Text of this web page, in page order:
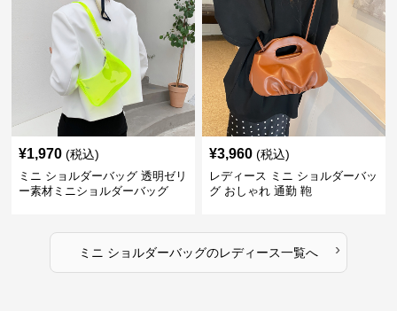
¥1,970 (税込)
ミニ ショルダーバッグ 透明ゼリ
ー素材ミニショルダーバッグ
¥3,960 (税込)
レディース ミニ ショルダーバッ
グ おしゃれ 通勤 鞄
ミニ ショルダーバッグのレディース一覧へ ›